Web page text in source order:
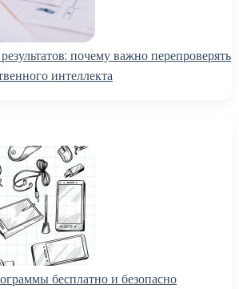
почему важно перепроверять
интеллекта
бесплатно и безопасно